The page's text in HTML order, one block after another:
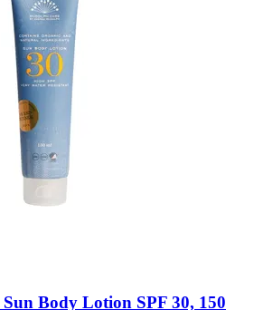
Sun Body Lotion SPF 30, 150